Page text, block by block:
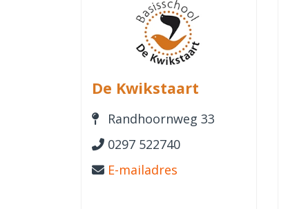
De Kwikstaart
Randhoornweg 33
0297 522740
E-mailadres